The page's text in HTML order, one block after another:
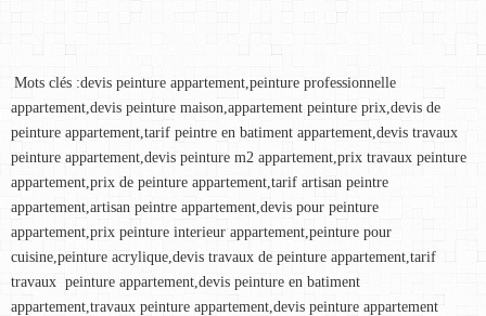
Mots clés :devis peinture appartement,peinture professionnelle
appartement,devis peinture maison,appartement peinture prix,devis de
peinture appartement,tarif peintre en batiment appartement,devis travaux
peinture appartement,devis peinture m2 appartement,prix travaux peinture
appartement,prix de peinture appartement,tarif artisan peintre
appartement,artisan peintre appartement,devis pour peinture
appartement,prix peinture interieur appartement,peinture pour
cuisine,peinture acrylique,devis travaux de peinture appartement,tarif
travaux  peinture appartement,devis peinture en batiment
appartement,travaux peinture appartement,devis peinture appartement